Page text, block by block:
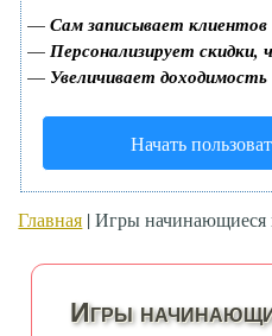
— Сам записывает
— Персонализирует скидки,
— Увеличивает
Начать
Главная | Игры начинающиеся
Игры